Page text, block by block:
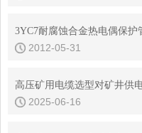
3YC7耐腐蚀合金热电偶保护
2012-05-31
2025-06-16